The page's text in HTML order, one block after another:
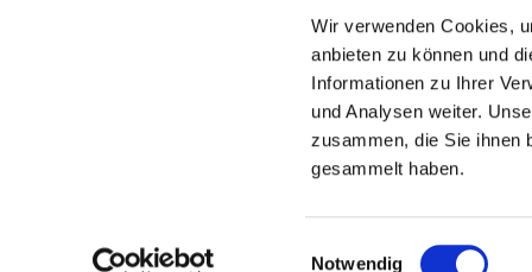
Wir verwenden Cookies,
anbieten zu können und
Informationen zu Ihrer
und Analysen weiter.
zusammen, die Sie ihnen
gesammelt haben.
Einwilligungsauswahl
Notwendig